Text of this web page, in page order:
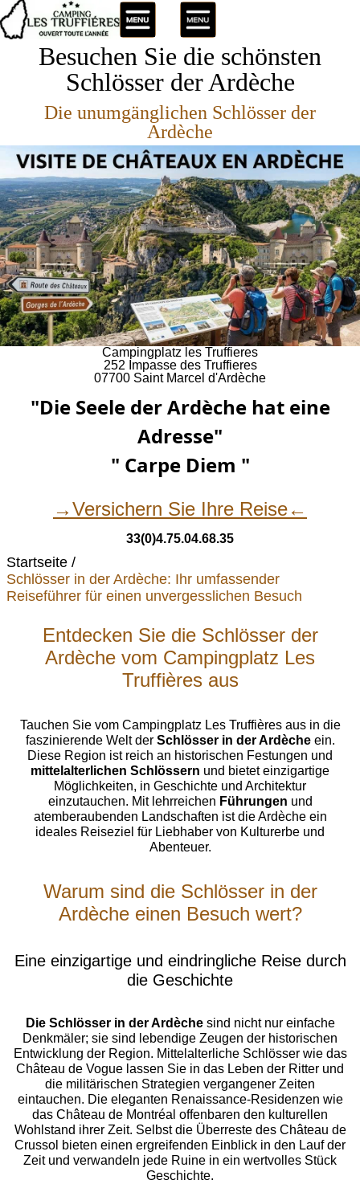
Besuchen Sie die schönsten
Schlösser der Ardèche
Die unumgänglichen Schlösser der
Ardèche
Campingplatz les Truffieres
252 Impasse des Truffieres
07700 Saint Marcel d'Ardèche
"Die Seele der Ardèche hat eine
Adresse"
" Carpe Diem "
→Versichern Sie Ihre Reise←
33(0)4.75.04.68.35
Startseite
Schlösser in der Ardèche: Ihr umfassender
Reiseführer für einen unvergesslichen Besuch
Entdecken Sie die Schlösser der
Ardèche vom Campingplatz Les
Truffières aus
Tauchen Sie vom Campingplatz Les Truffières aus in die
faszinierende Welt der Schlösser in der Ardècheein.
Diese Region ist reich an historischen Festungen und
mittelalterlichen Schlössern und bietet einzigartige
Möglichkeiten, in Geschichte und Architektur
einzutauchen. Mit lehrreichen Führungen und
atemberaubenden Landschaften ist die Ardèche ein
ideales Reiseziel für Liebhaber von Kulturerbe und
Abenteuer.
Warum sind die Schlösser in der
Ardèche einen Besuch wert?
Eine einzigartige und eindringliche Reise durch
die Geschichte
Die Schlösser in der Ardèchesind nicht nur einfache
Denkmäler; sie sind lebendige Zeugen der historischen
Entwicklung der Region. Mittelalterliche Schlösser wie das
Château de Vogue lassen Sie in das Leben der Ritter und
die militärischen Strategien vergangener Zeiten
eintauchen. Die eleganten Renaissance-Residenzen wie
das Château de Montréal offenbaren den kulturellen
Wohlstand ihrer Zeit. Selbst die Überreste des Château de
Crussol bieten einen ergreifenden Einblick in den Lauf der
Zeit und verwandeln jede Ruine in ein wertvolles Stück
Geschichte.